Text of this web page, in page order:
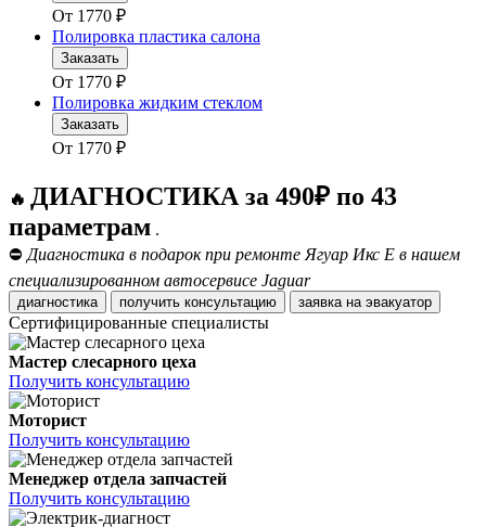
От 1770 ₽
Полировка пластика салона
Заказать
От 1770 ₽
Полировка жидким стеклом
Заказать
От 1770 ₽
🔥 ДИАГНОСТИКА за 490₽ по 43
параметрам .
⛔ Диагностика в подарок при ремонте Ягуар Икс Е в нашем
специализированном автосервисе Jaguar
диагностика получить консультацию заявка на эвакуатор
Сертифицированные специалисты
Мастер слесарного цеха
Получить консультацию
Моторист
Получить консультацию
Менеджер отдела запчастей
Получить консультацию